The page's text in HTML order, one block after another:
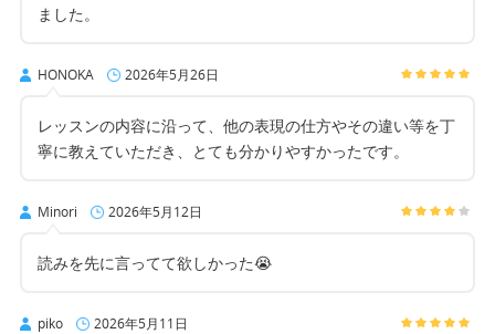
ました。
HONOKA 2026年5月26日
レッスンの内容に沿って、他の表現の仕方やその違い等を丁
寧に教えていただき、とても分かりやすかったです。
Minori 2026年5月12日
読みを先に言ってて欲しかった😭
piko 2026年5月11日